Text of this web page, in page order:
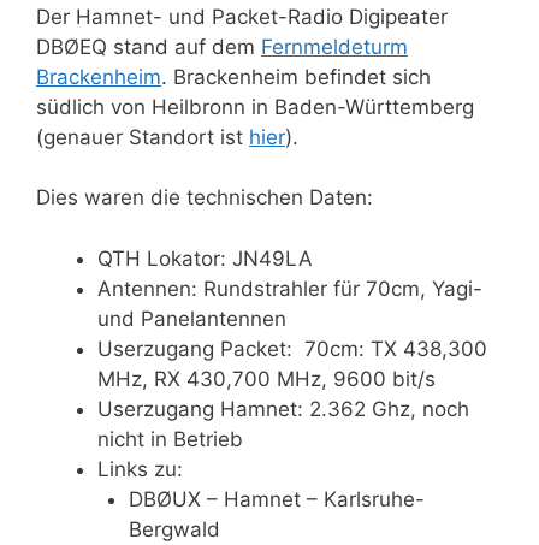
Der Hamnet- und Packet-Radio Digipeater
DBØEQ stand auf dem Fernmeldeturm
Brackenheim. Brackenheim befindet sich
südlich von Heilbronn in Baden-Württemberg
(genauer Standort ist hier).
Dies waren die technischen Daten:
QTH Lokator: JN49LA
Antennen: Rundstrahler für 70cm, Yagi-
und Panelantennen
Userzugang Packet: 70cm: TX 438,300
MHz, RX 430,700 MHz, 9600 bit/s
Userzugang Hamnet: 2.362 Ghz, noch
nicht in Betrieb
Links zu:
DBØUX – Hamnet – Karlsruhe-
Bergwald